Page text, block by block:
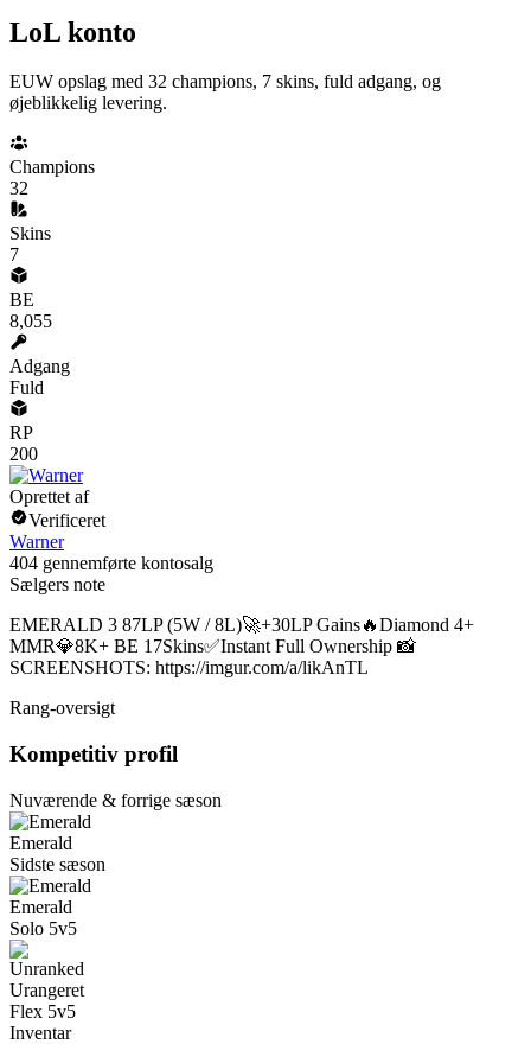
LoL konto
EUW opslag med 32 champions, 7 skins, fuld adgang, og
øjeblikkelig levering.
Champions
32
Skins
7
BE
8,055
Adgang
Fuld
RP
200
Oprettet af
Verificeret
Warner
404 gennemførte kontosalg
Sælgers note
EMERALD 3 87LP (5W / 8L)🚀+30LP Gains🔥Diamond 4+
MMR💎8K+ BE 17Skins✅Instant Full Ownership 📸
SCREENSHOTS: https://imgur.com/a/likAnTL
Rang-oversigt
Kompetitiv profil
Nuværende & forrige sæson
Emerald
Sidste sæson
Emerald
Solo 5v5
Urangeret
Flex 5v5
Inventar